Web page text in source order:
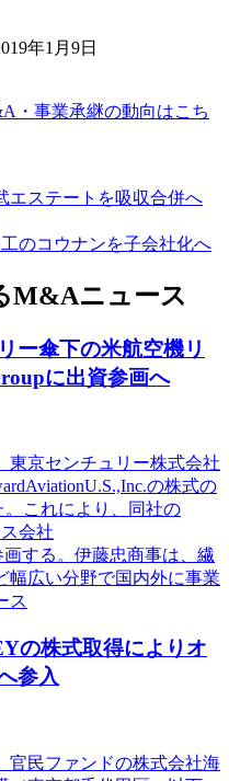
年1月9日
・事業承継の動向はこち
エステートを吸収合併へ
のコウナンを子会社化へ
M&Aニュース
ー傘下の米航空機リ
に出資参画へ
東京センチュリー株式会社
の株式の
。これにより、同社の
会社
画する。伊藤忠商事は、繊
幅広い分野で国内外に事業
ス
の株式取得によりオ
参入
官民ファンドの株式会社海